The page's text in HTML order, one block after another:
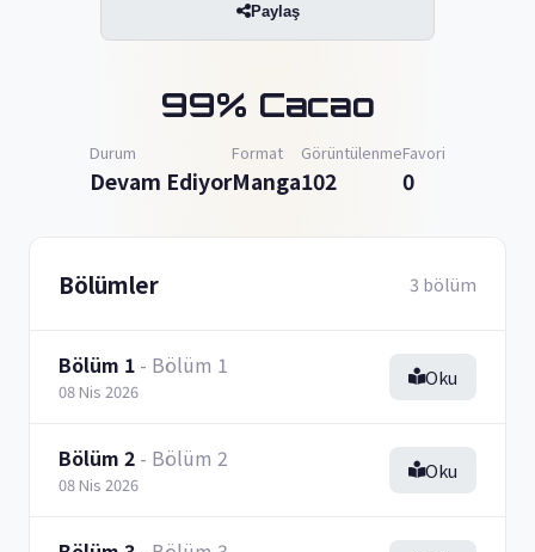
Paylaş
99% Cacao
Durum
Devam Ediyor
Format
Manga
Görüntülenme
102
Favori
0
Bölümler 3 bölüm
Bölüm 1 - Bölüm 1
08 Nis 2026
Oku
Bölüm 2 - Bölüm 2
08 Nis 2026
Oku